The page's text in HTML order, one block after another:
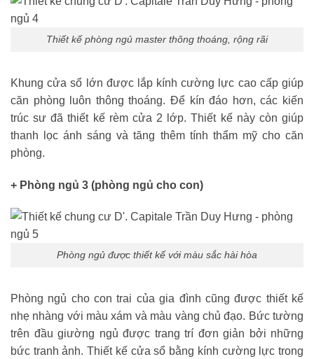
Thiết kế phòng ngủ master thông thoáng, rộng rãi
Khung cửa sổ lớn được lắp kính cường lực cao cấp giúp
căn phòng luôn thông thoáng. Để kín đáo hơn, các kiến
trúc sư đã thiết kế rèm cửa 2 lớp. Thiết kế này còn giúp
thanh lọc ánh sáng và tăng thêm tính thẩm mỹ cho căn
phòng.
+ Phòng ngủ 3 (phòng ngủ cho con)
Phòng ngủ được thiết kế với màu sắc hài hòa
Phòng ngủ cho con trai của gia đình cũng được thiết kế
nhẹ nhàng với màu xám và màu vàng chủ đạo. Bức tường
trên đầu giường ngủ được trang trí đơn giản bởi những
bức tranh ảnh. Thiết kế cửa sổ bằng kính cường lực trong